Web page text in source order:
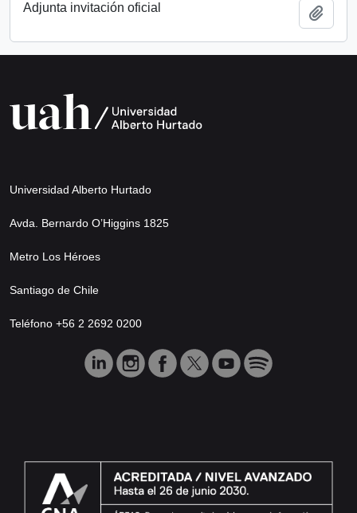
Adjunta invitación oficial
Universidad Alberto Hurtado
Avda. Bernardo O’Higgins 1825
Metro Los Héroes
Santiago de Chile
Teléfono +56 2 2692 0200